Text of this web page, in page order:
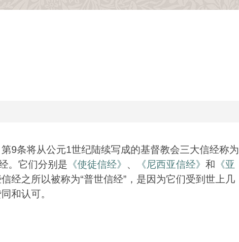
第9条将从公元1世纪陆续写成的基督教会三大信经称为
。它们分别是 《使徒信经》 、 《尼西亚信经》 和 《亚
经之所以被称为“普世信经”，是因为它们受到世上几
和认可。